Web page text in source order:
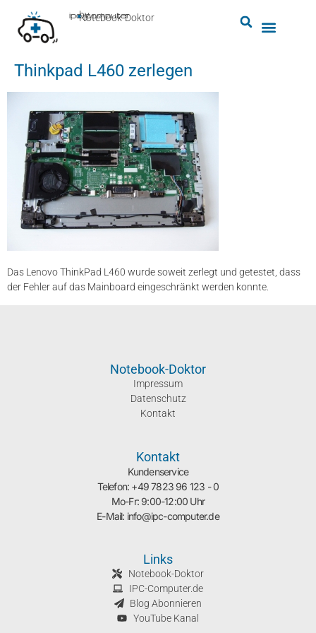
Notebook-Doktor
by
■
ipc-computer
Thinkpad L460 zerlegen
Das Lenovo ThinkPad L460 wurde soweit zerlegt und getestet, dass
der Fehler auf das Mainboard eingeschränkt werden konnte.
Notebook-Doktor
Impressum
Datenschutz
Kontakt
Kontakt
Kundenservice
Telefon: +49 7823 96 123 - 0
Mo-Fr: 9:00-12:00 Uhr
E-Mail: info@ipc-computer.de
Links
Notebook-Doktor
IPC-Computer.de
Blog Abonnieren
YouTube Kanal